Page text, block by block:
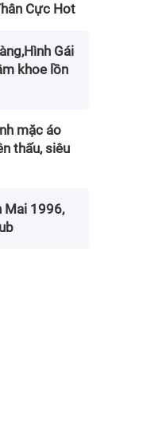
Cực Hot
Gái
khoe lồn
mặc áo
thấu, siêu
Mai 1996,